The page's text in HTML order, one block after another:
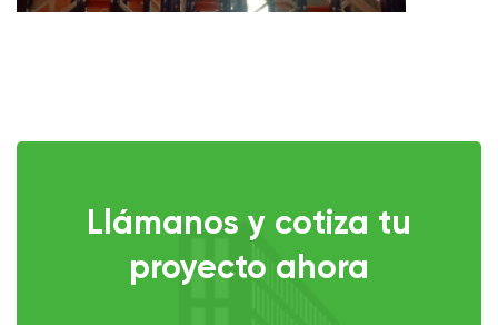
Llámanos y cotiza tu
proyecto ahora